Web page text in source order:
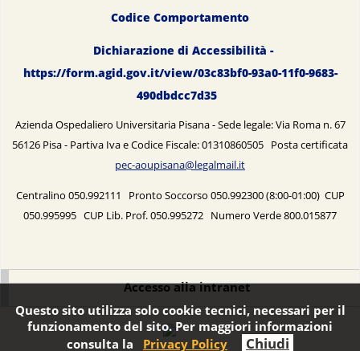
Codice Comportamento
Dichiarazione di Accessibilità -
https://form.agid.gov.it/view/03c83bf0-93a0-11f0-9683-
490dbdcc7d35
Azienda Ospedaliero Universitaria Pisana - Sede legale: Via Roma n. 67
56126 Pisa - Partiva Iva e Codice Fiscale: 01310860505 Posta certificata
pec-aoupisana@legalmail.it
Centralino 050.992111 Pronto Soccorso 050.992300 (8:00-01:00) CUP
050.995995 CUP Lib. Prof. 050.995272 Numero Verde 800.015877
Accesso alla intranet
Questo sito utilizza solo cookie tecnici, necessari per il
funzionamento del sito. Per maggiori informazioni
consulta la
Privacy Policy Chiudi